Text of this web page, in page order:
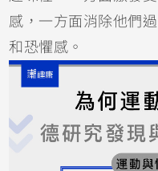
感，一方面消除他們
和恐懼感。